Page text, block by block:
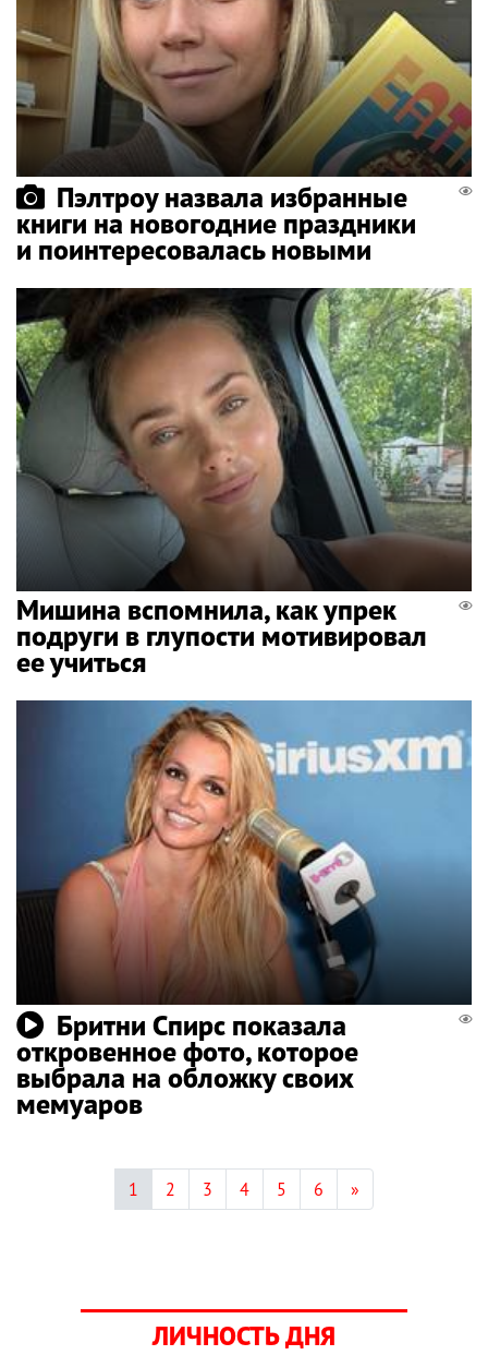
Пэлтроу назвала избранные
книги на новогодние праздники
и поинтересовалась новыми
Мишина вспомнила, как упрек
подруги в глупости мотивировал
ее учиться
Бритни Спирс показала
откровенное фото, которое
выбрала на обложку своих
мемуаров
1 2 3 4 5 6 »
ЛИЧНОСТЬ ДНЯ